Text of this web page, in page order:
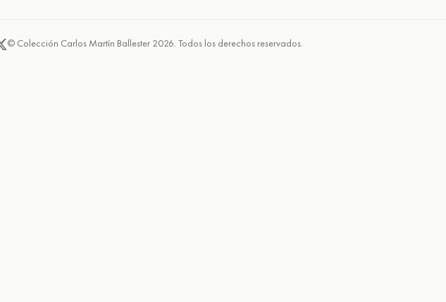
© Colección Carlos Martín Ballester 2026. Todos los derechos reservados.